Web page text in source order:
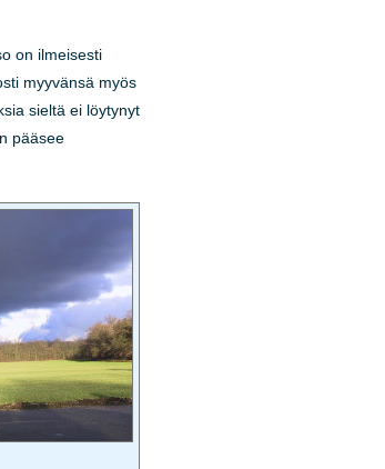
on ilmeisesti
myyvänsä myös
sieltä ei löytynyt
pääsee